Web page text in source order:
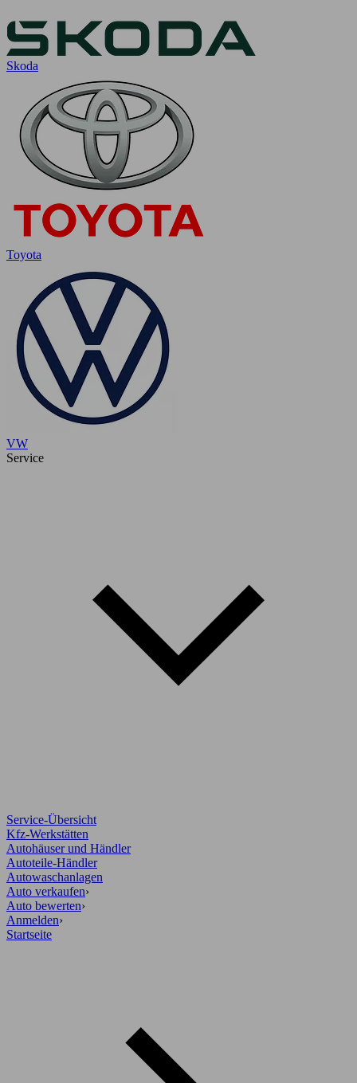
Skoda
Toyota
VW
Service
Service-Übersicht
Kfz-Werkstätten
Autohäuser und Händler
Autoteile-Händler
Autowaschanlagen
Auto verkaufen›
Auto bewerten›
Anmelden›
Startseite